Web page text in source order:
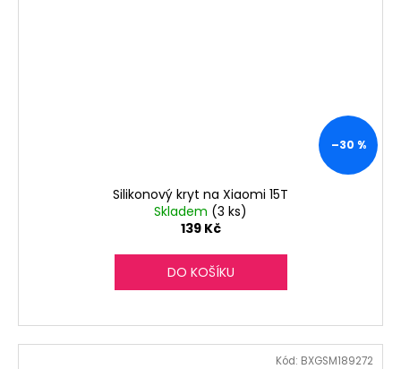
–30 %
Silikonový kryt na Xiaomi 15T
Skladem (3 ks)
139 Kč
DO KOŠÍKU
Kód: BXGSM189272